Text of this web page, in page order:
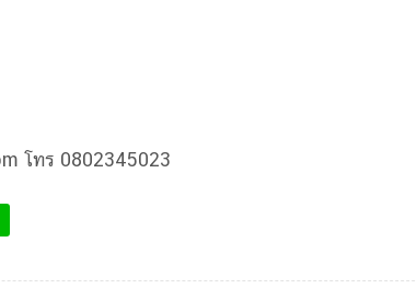
โทร 0802345023